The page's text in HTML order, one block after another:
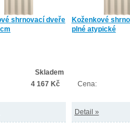
shrnovací dveře
Skladem
4 167 Kč
Koženkové
plné atypické
Cena:
Detail »